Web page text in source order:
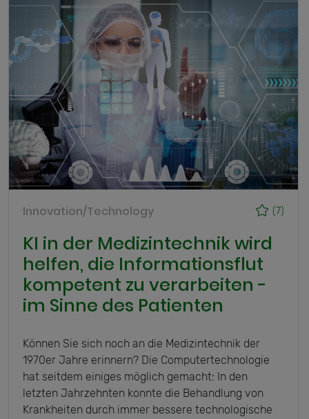
(7)
Innovation/Technology
KI in der Medizintechnik wird
helfen, die Informationsflut
kompetent zu verarbeiten -
im Sinne des Patienten
Können Sie sich noch an die Medizintechnik der
1970er Jahre erinnern? Die Computertechnologie
hat seitdem einiges möglich gemacht: In den
letzten Jahrzehnten konnte die Behandlung von
Krankheiten durch immer bessere technologische